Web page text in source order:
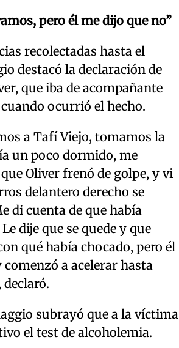
pero él me dijo que no”
recolectadas hasta el
destacó la declaración de
que iba de acompañante
ocurrió el hecho.
a Tafí Viejo, tomamos la
un poco dormido, me
Oliver frenó de golpe, y vi
delantero derecho se
di cuenta de que había
dije que se quede y que
qué había chocado, pero él
a acelerar hasta
declaró.
subrayó que a la víctima
el test de alcoholemia.